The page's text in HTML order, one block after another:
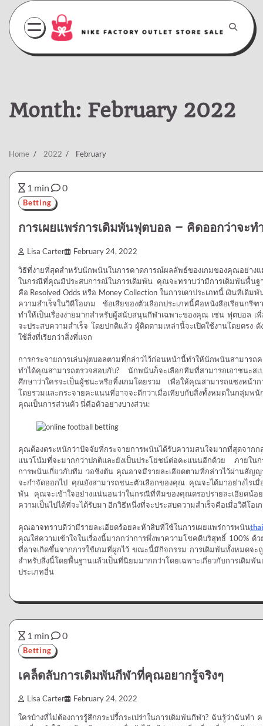
Skip
content
Month: February 2022
Home 2022 February
1 min 0
Betting
การเผยแพร่การเดิมพันฟุตบอล – คิดออกว่าจะท
Lisa Carter February 24, 2022
วิธีที่ง่ายที่สุดสำหรับนักพนันในการคาดการณ์ผลลัพธ์ของเกมของคุณอย่า
ในกรณีที่คุณมีประสบการณ์ในการเดิมพัน คุณจะทราบว่ามีการเดิมพันพื้นฐ
คือ Resolved Odds หรือ Money Collection ในการเดาประเภทนี้ เงินที่เดิ
ความสำเร็จในวิดีโอเกม ข้อเสียของตัวเลือกประเภทนี้คือหนังสือเรียนก
ทำให้เป็นเรื่องง่ายมากสำหรับผู้สนับสนุนกีฬาเฉพาะของคุณ เช่น ฟุตบอล
จะประสบความสำเร็จ โดยปกติแล้ว ผู้ติดตามเหล่านี้จะเปิดใช้งานโดยตรง
ใช้สิ่งที่เรียกว่าสิ่งที่แจก
การกระจายการเล่นฟุตบอลตามที่กล่าวไว้ก่อนหน้านี้ทำให้นักพนันสามา
ทำได้คุณสามารถตรวจสอบกับ? นักพนันก็จะเลือกทีมที่สามารถเอาชนะสเ
ศึกษาว่าใครจะเป็นผู้ชนะหรือทิ้งเกมโดยรวม เพื่อให้คุณสามารถแซงหน้า
โดยรวมและกระจายคะแนนที่อาจจะดีกว่าเมื่อเทียบกับสิ่งทั้งหมดในกลุ่มพ
คุณเป็นการส่วนตัว นี่คือตัวอย่างบางส่วน:
คุณต้องตระหนักว่าปัจจัยที่กระจายการพนันได้รับความสนใจมากที่สุดจ
แนวโน้มที่จะมากกว่าปกติและยังเป็นประโยชน์ต่อคะแนนอีกด้วย ภายใ
การพนันเกี่ยวกับทีม วอชิงตัน คุณอาจมีรายละเอียดตามที่กล่าวไว้ผ่านสัญ
จะกำจัดออกไป คุณยังสามารถชนะตัวเลือกของคุณ คุณจะได้มาอย่างไร
พัน คุณจะเข้าใจอย่างแน่นอนว่าในกรณีที่ทีมของคุณดรอปรายละเอียดน้อ
ความเป็นไปได้ที่จะได้รับมา อีกวิธีหนึ่งที่จะประสบความสำเร็จคือเมื่อวิดีโ
คุณอาจทราบดีว่ามีรายละเอียดร้อยละห้าสิบที่ใช้ในการเผยแพร่การพนัน
คุณใส่ความเข้าใจในเรื่องนี้มากกว่าการพึ่งพาความโชคดีบริสุทธิ์ 100% ด้
ที่อาจเกิดขึ้นจากการใช้เกมที่ผูกไว้ ขณะนี้มีกิจกรรม การเดิมพันทั้งหมดจะ
สำหรับสิ่งนี้โดยพื้นฐานแล้วเป็นที่นิยมมากกว่าโดยเฉพาะเกี่ยวกับการเดิมพั
ประเภทอื่น
1 min 0
Betting
เคล็ดลับการเดิมพันกีฬาที่คุณอยากรู้จริงๆ
Lisa Carter February 24, 2022
ใครบ้างที่ไม่ต้องการรู้สึกกระปรี้กระเปร่าในการเดิมพันกีฬา? ฉันรู้ว่าฉันทำ